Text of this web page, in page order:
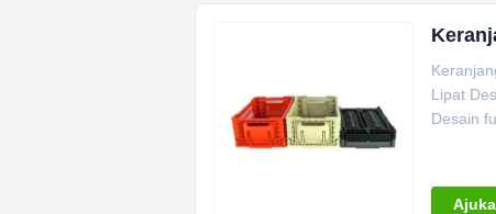
Lipat
Desain